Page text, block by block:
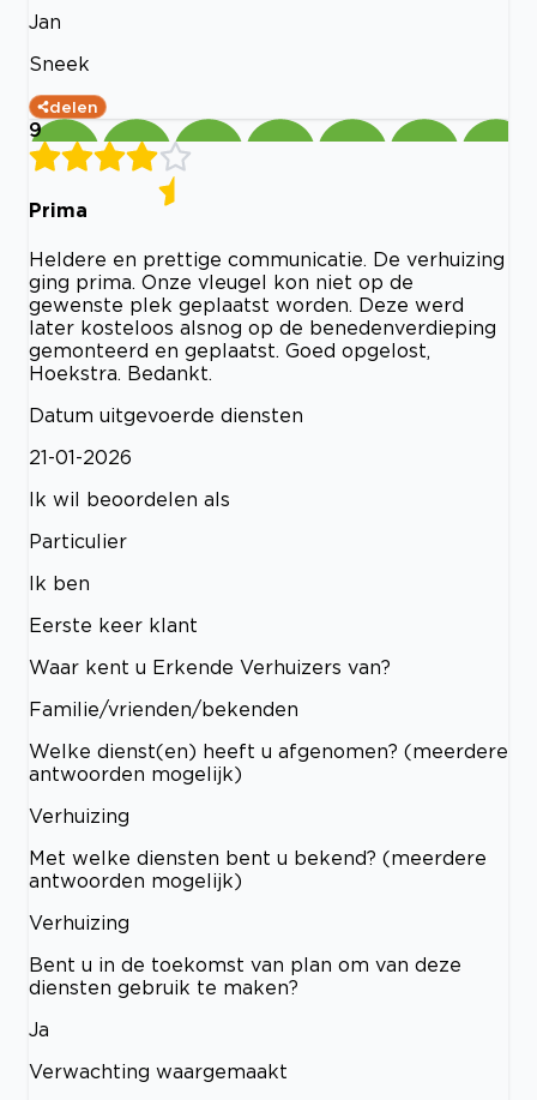
Jan
Sneek
delen
9
Prima
Heldere en prettige communicatie. De verhuizing
ging prima. Onze vleugel kon niet op de
gewenste plek geplaatst worden. Deze werd
later kosteloos alsnog op de benedenverdieping
gemonteerd en geplaatst. Goed opgelost,
Hoekstra. Bedankt.
Datum uitgevoerde diensten
21-01-2026
Ik wil beoordelen als
Particulier
Ik ben
Eerste keer klant
Waar kent u Erkende Verhuizers van?
Familie/vrienden/bekenden
Welke dienst(en) heeft u afgenomen? (meerdere
antwoorden mogelijk)
Verhuizing
Met welke diensten bent u bekend? (meerdere
antwoorden mogelijk)
Verhuizing
Bent u in de toekomst van plan om van deze
diensten gebruik te maken?
Ja
Verwachting waargemaakt